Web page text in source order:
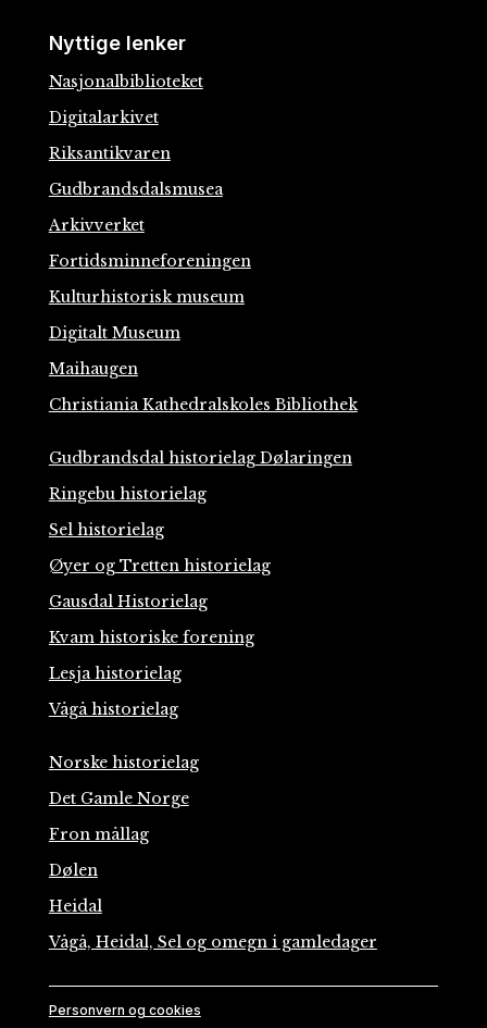
Nyttige lenker
Nasjonalbiblioteket
Digitalarkivet
Riksantikvaren
Gudbrandsdalsmusea
Arkivverket
Fortidsminneforeningen
Kulturhistorisk museum
Digitalt Museum
Maihaugen
Christiania Kathedralskoles Bibliothek
Gudbrandsdal historielag Dølaringen
Ringebu historielag
Sel historielag
Øyer og Tretten historielag
Gausdal Historielag
Kvam historiske forening
Lesja historielag
Vågå historielag
Norske historielag
Det Gamle Norge
Fron mållag
Dølen
Heidal
Vågå, Heidal, Sel og omegn i gamledager
Personvern og cookies